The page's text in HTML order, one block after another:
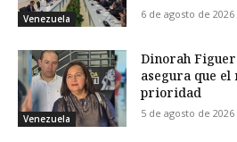
Venezuela 6 de agosto de 2026
Venezuela
Dinorah
asegura que el
prioridad
5 de agosto de 2026